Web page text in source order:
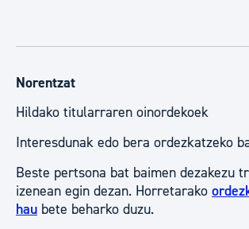
Norentzat
Hildako titularraren oinordekoek
Interesdunak edo bera ordezkatzeko
Beste pertsona bat baimen dezakezu
izenean egin dezan. Horretarako
hau bete beharko duzu.